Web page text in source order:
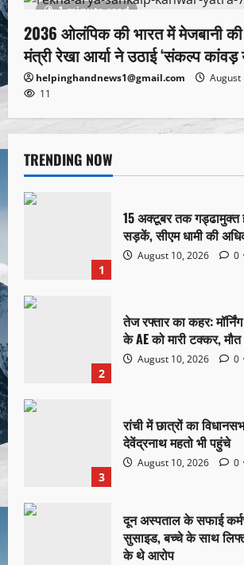
1 minute read
2036 ओलंपिक की भारत में मेजबानी की
मंत्री रेखा आर्या ने उठाई ‘संकल्प कांवड़
helpinghandnews1@gmail.com August
11
TRENDING NOW
1
15 अक्टूबर तक गड्ढामुक्त
सड़कें, सीएम धामी की
August 10, 2026 0
2
तेज रफ्तार का कहर:
के AE को मारी टक्कर, मौत
August 10, 2026 0
3
रांची में छात्रों का
देवेंद्रनाथ महतो भी पहुंचे
August 10, 2026 0
दून अस्पताल के सफाई
सुसाइड, बच्चे के साथ
के थे आरोप